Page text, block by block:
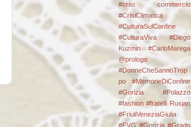
#crisi commercio
#CrisiClimatica
#CulturaSulConfine
#CulturaViva
#Diego
Kuzmin #CarloMarega
@prologo
#DonneCheSannoTrop
po #MemorieDiConfine
#Gorizia #Polazzo
#fashion #fratelli Rusjan
#FriuliVeneziaGiulia
#FVG #Gorizia #Grado